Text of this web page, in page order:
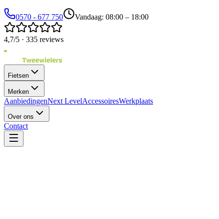
0570 - 677 750 Vandaag: 08:00 – 18:00
4,7/5 · 335 reviews
Fietsen
Merken
AanbiedingenNext LevelAccessoiresWerkplaats
Over ons
Contact